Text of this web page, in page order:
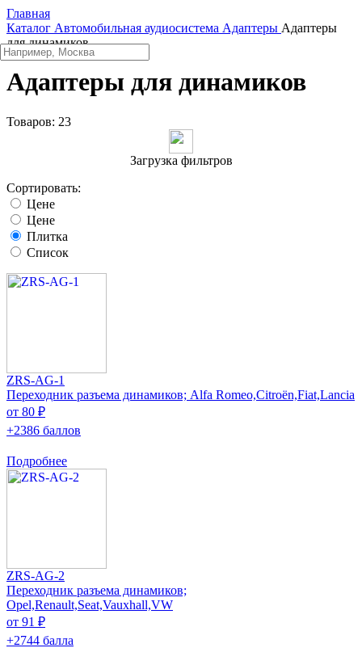
Главная
Каталог Автомобильная аудиосистема Адаптеры Адаптеры
для динамиков
Адаптеры для динамиков
Товаров: 23
Загрузка фильтров
Сортировать:
Цене
Цене
Плитка
Список
ZRS-AG-1
Переходник разъема динамиков; Alfa Romeo,Citroën,Fiat,Lancia
от 80 ₽
+2386 баллов
Подробнее
ZRS-AG-2
Переходник разъема динамиков;
Opel,Renault,Seat,Vauxhall,VW
от 91 ₽
+2744 балла